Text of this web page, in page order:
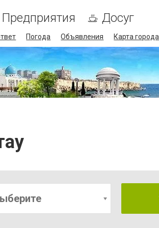
Предприятия Досуг
Погода Объявления Карта города